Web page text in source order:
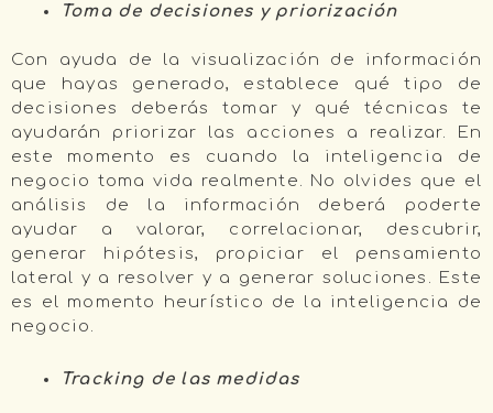
Toma de decisiones y priorización
Con ayuda de la visualización de información
que hayas generado, establece qué tipo de
decisiones deberás tomar y qué técnicas te
ayudarán priorizar las acciones a realizar. En
este momento es cuando la inteligencia de
negocio toma vida realmente. No olvides que el
análisis de la información deberá poderte
ayudar a valorar, correlacionar, descubrir,
generar hipótesis, propiciar el pensamiento
lateral y a resolver y a generar soluciones. Este
es el momento heurístico de la inteligencia de
negocio.
Tracking de las medidas